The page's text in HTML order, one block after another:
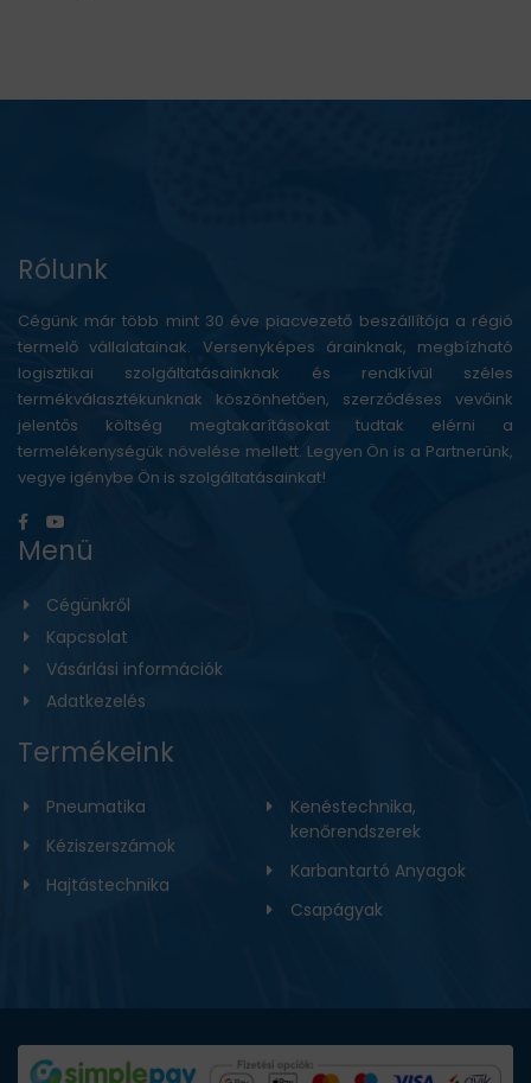
Rólunk
Cégünk már több mint 30 éve piacvezető beszállítója a régió
termelő vállalatainak. Versenyképes árainknak, megbízható
logisztikai szolgáltatásainknak és rendkívül széles
termékválasztékunknak köszönhetően, szerződéses vevőink
jelentős költség megtakarításokat tudtak elérni a
termelékenységük növelése mellett. Legyen Ön is a Partnerünk,
vegye igénybe Ön is szolgáltatásainkat!
Menü
Cégünkről
Kapcsolat
Vásárlási információk
Adatkezelés
Termékeink
Pneumatika
Kéziszerszámok
Hajtástechnika
Kenéstechnika,
kenőrendszerek
Karbantartó Anyagok
Csapágyak